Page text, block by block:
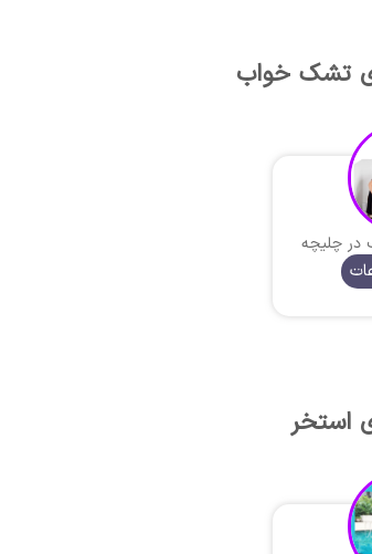
تشک خواب
چلیچه
استخر